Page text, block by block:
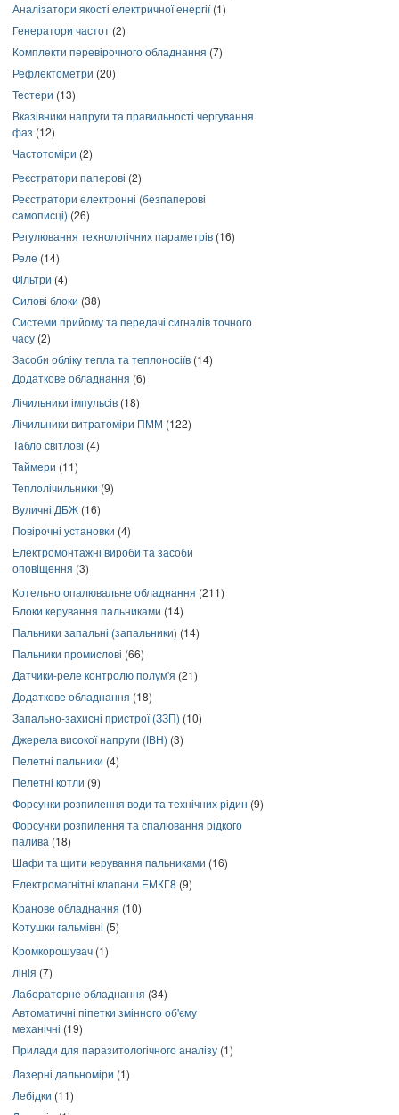
Аналізатори якості електричної енергії(1)
Генератори частот (2)
Комплекти перевірочного обладнання (7)
Рефлектометри (20)
Тестери (13)
Вказівники напруги та правильності чергування
фаз (12)
Частотоміри (2)
Реєстратори паперові (2)
Реєстратори електронні (безпаперові
самописці) (26)
Регулювання технологічних параметрів (16)
Реле (14)
Фільтри (4)
Силові блоки (38)
Системи прийому та передачі сигналів точного
часу (2)
Засоби обліку тепла та теплоносіїв (14)
Додаткове обладнання (6)
Лічильники імпульсів (18)
Лічильники витратоміри ПММ (122)
Табло світлові (4)
Таймери (11)
Теплолічильники (9)
Вуличні ДБЖ (16)
Повірочні установки (4)
Електромонтажні вироби та засоби
оповіщення (3)
Котельно опалювальне обладнання (211)
Блоки керування пальниками (14)
Пальники запальні (запальники) (14)
Пальники промислові (66)
Датчики-реле контролю полум'я (21)
Додаткове обладнання (18)
Запально-захисні пристрої (ЗЗП) (10)
Джерела високої напруги (ІВН) (3)
Пелетні пальники (4)
Пелетні котли (9)
Форсунки розпилення води та технічних рідин (9)
Форсунки розпилення та спалювання рідкого
палива (18)
Шафи та щити керування пальниками (16)
Електромагнітні клапани ЕМКГ8 (9)
Кранове обладнання (10)
Котушки гальмівні (5)
Кромкорошувач (1)
лінія (7)
Лабораторне обладнання (34)
Автоматичні піпетки змінного об'єму
механічні (19)
Прилади для паразитологічного аналізу (1)
Лазерні дальноміри (1)
Лебідки (11)